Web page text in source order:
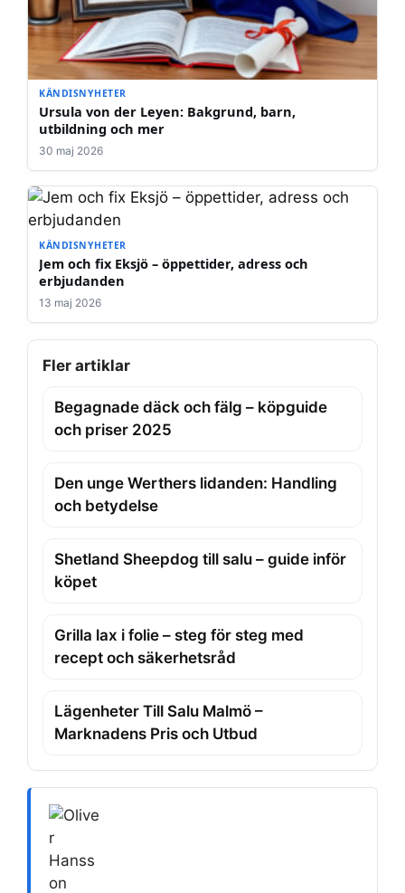
KÄNDISNYHETER
Ursula von der Leyen: Bakgrund, barn,
utbildning och mer
30 maj 2026
KÄNDISNYHETER
Jem och fix Eksjö – öppettider, adress och
erbjudanden
13 maj 2026
Fler artiklar
Begagnade däck och fälg – köpguide
och priser 2025
Den unge Werthers lidanden: Handling
och betydelse
Shetland Sheepdog till salu – guide inför
köpet
Grilla lax i folie – steg för steg med
recept och säkerhetsråd
Lägenheter Till Salu Malmö –
Marknadens Pris och Utbud